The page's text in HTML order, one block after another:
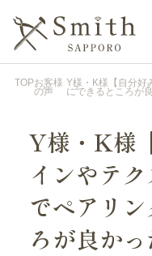
TOPお客様
の声
Y様・K様【自分好
にできるところが
Y様・K様
インやテ
でペアリ
ろが良かっ